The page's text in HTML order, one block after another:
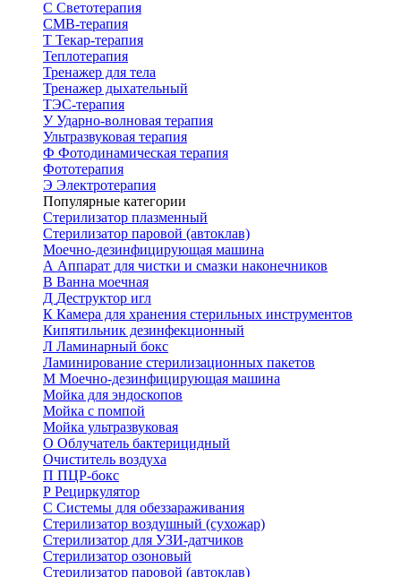
С Светотерапия
СМВ-терапия
Т Текар-терапия
Теплотерапия
Тренажер для тела
Тренажер дыхательный
ТЭС-терапия
УУдарно-волновая терапия
Ультразвуковая терапия
Ф Фотодинамическая терапия
Фототерапия
Э Электротерапия
Популярные категории
Стерилизатор плазменный
Стерилизатор паровой (автоклав)
Моечно-дезинфицирующая машина
А Аппарат для чистки и смазки наконечников
В Ванна моечная
Д Деструктор игл
К Камера для хранения стерильных инструментов
Кипятильник дезинфекционный
Л Ламинарный бокс
Ламинирование стерилизационных пакетов
М Моечно-дезинфицирующая машина
Мойка для эндоскопов
Мойка с помпой
Мойка ультразвуковая
О Облучатель бактерицидный
Очиститель воздуха
П ПЦР-бокс
Р Рециркулятор
С Системы для обеззараживания
Стерилизатор воздушный (сухожар)
Стерилизатор для УЗИ-датчиков
Стерилизатор озоновый
Стерилизатор паровой (автоклав)